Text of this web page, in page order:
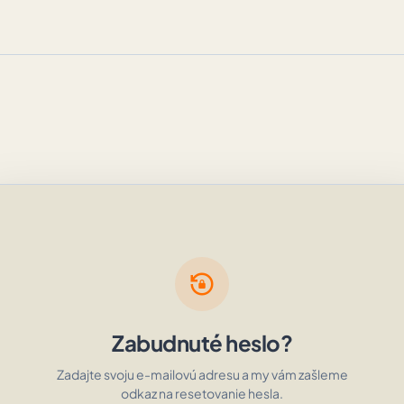
lock_reset
Zabudnuté heslo?
Zadajte svoju e-mailovú adresu a my vám zašleme
odkaz na resetovanie hesla.